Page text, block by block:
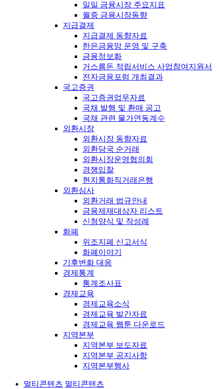
일일 금융시장 주요지표
월중 금융시장동향
지급결제
지급결제 동향자료
한은금융망 운영 및 구축
금융정보화
거스름돈 적립서비스 사업참여지원서
전자금융포럼 개최결과
국고증권
국고증권업무자료
국채 발행 및 환매 공고
국채 관련 물가연동계수
외환시장
외환시장 동향자료
외환당국 순거래
외환시장운영협의회
경쟁입찰
현지통화직거래은행
외환심사
외환거래 법규안내
금융제재대상자 리스트
신청양식 및 작성례
화폐
위조지폐 신고서식
화폐이야기
기후변화 대응
경제통계
통계조사표
경제교육
경제교육소식
경제교육 발간자료
경제교육 웹툰 다운로드
지역본부
지역본부 보도자료
지역본부 공지사항
지역본부행사
멀티콘텐츠 멀티콘텐츠